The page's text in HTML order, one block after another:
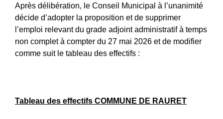
Après délibération, le Conseil Municipal à l’unanimité
décide d’adopter la proposition et de supprimer
l’emploi relevant du grade adjoint administratif à temps
non complet à compter du 27 mai 2026 et de modifier
comme suit le tableau des effectifs :
Tableau des effectifs COMMUNE DE RAURET